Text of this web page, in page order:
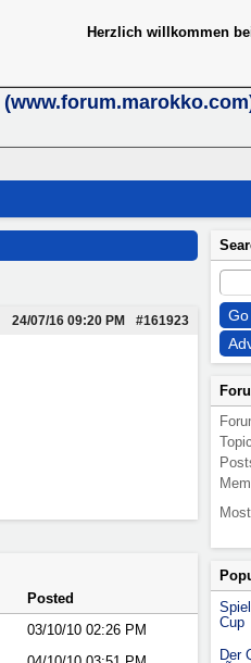
Herzlich willkommen
#161923
24/07/16 09:20 PM
Posted
03/10/10 02:26 PM
Cup
Der